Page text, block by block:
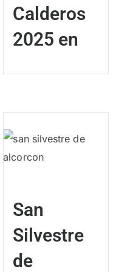
Calderos
2025 en
San
Silvestre
de